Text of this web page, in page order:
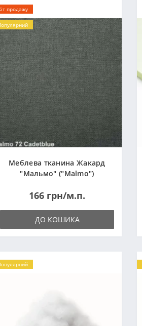
продажу
Меблева тканина Жакард
"Мальмо" ("Malmo")
166 грн/м.п.
ДО КОШИКА